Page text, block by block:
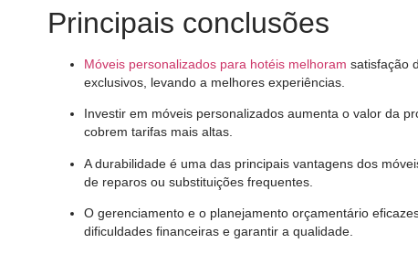
Principais conclusões
Móveis personalizados para hotéis melhoram satisfação
exclusivos, levando a melhores experiências.
Investir em móveis personalizados aumenta o valor da
cobrem tarifas mais altas.
A durabilidade é uma das principais vantagens dos
de reparos ou substituições frequentes.
O gerenciamento e o planejamento orçamentário
dificuldades financeiras e garantir a qualidade.